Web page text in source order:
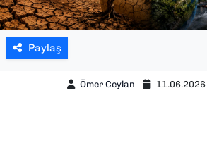
Paylaş
Ömer Ceylan